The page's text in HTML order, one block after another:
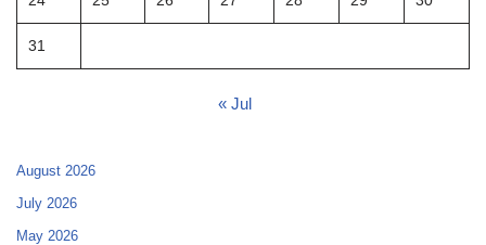
31
« Jul
August 2026
July 2026
May 2026